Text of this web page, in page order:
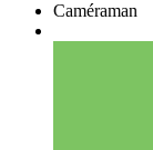
Caméraman